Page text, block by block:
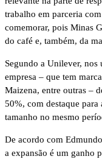
trabalho em parceria
comemorar, pois Minas
do café e, também, da
Segundo a Unilever,
empresa – que tem
Maizena, entre outras –
50%, com destaque para
tamanho no mesmo
De acordo com
a expansão é um ganho